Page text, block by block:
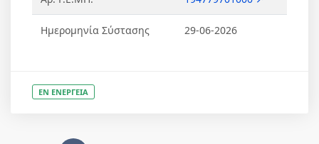
Ημερομηνία Σύστασης 29-06-2026
ΕΝ ΕΝΕΡΓΕΙΑ